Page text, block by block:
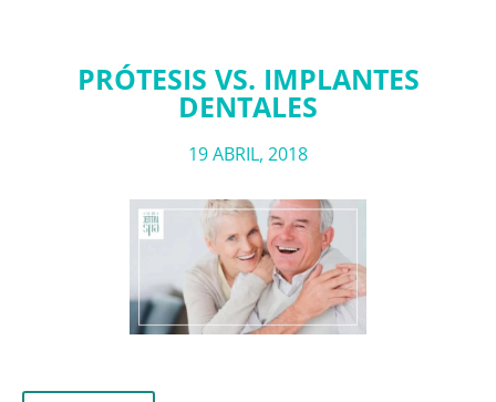
PRÓTESIS VS. IMPLANTES
DENTALES
19 ABRIL, 2018